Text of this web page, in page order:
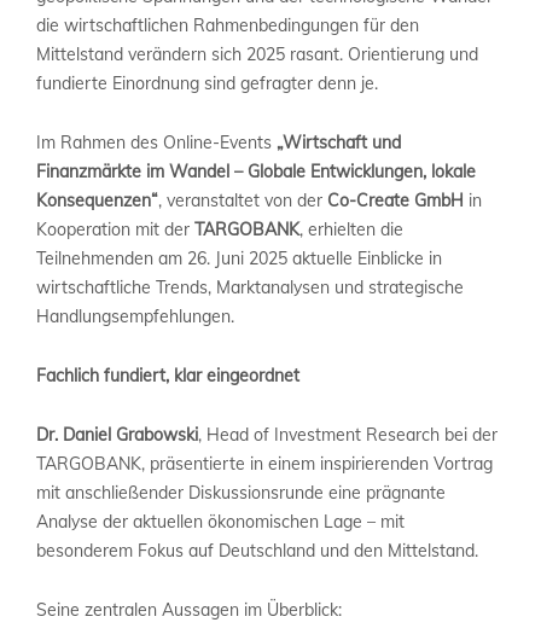
die wirtschaftlichen Rahmenbedingungen für den
Mittelstand verändern sich 2025 rasant. Orientierung und
fundierte Einordnung sind gefragter denn je.
Im Rahmen des Online-Events „Wirtschaft und
Finanzmärkte im Wandel – Globale Entwicklungen, lokale
Konsequenzen“, veranstaltet von der Co-Create GmbH in
Kooperation mit der TARGOBANK, erhielten die
Teilnehmenden am 26. Juni 2025 aktuelle Einblicke in
wirtschaftliche Trends, Marktanalysen und strategische
Handlungsempfehlungen.
Fachlich fundiert, klar eingeordnet
Dr. Daniel Grabowski, Head of Investment Research bei der
TARGOBANK, präsentierte in einem inspirierenden Vortrag
mit anschließender Diskussionsrunde eine prägnante
Analyse der aktuellen ökonomischen Lage – mit
besonderem Fokus auf Deutschland und den Mittelstand.
Seine zentralen Aussagen im Überblick: